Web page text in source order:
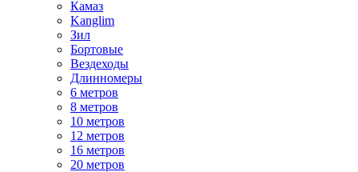
Камаз
Kanglim
Зил
Бортовые
Вездеходы
Длинномеры
6 метров
8 метров
10 метров
12 метров
16 метров
20 метров